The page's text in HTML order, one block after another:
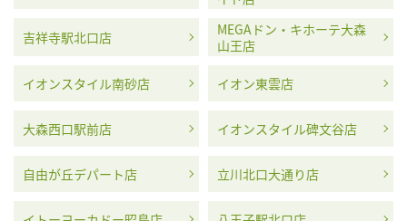
吉祥寺駅北口店
MEGAドン・キホーテ大森
山王店
イオンスタイル南砂店 イオン東雲店
大森西口駅前店 イオンスタイル碑文谷店
自由が丘デパート店 立川北口大通り店